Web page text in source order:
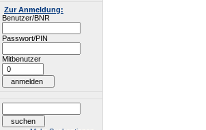
Zur Anmeldung:
Benutzer/BNR
Passwort/PIN
Mitbenutzer